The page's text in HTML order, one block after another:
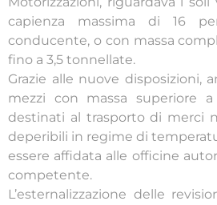
capienza massima di 16
conducente, o con massa
fino a 3,5 tonnellate.
Grazie alle nuove disposizioni,
mezzi con massa superiore
destinati al trasporto di merci
deperibili in regime di
essere affidata alle officine
competente.
L’esternalizzazione delle